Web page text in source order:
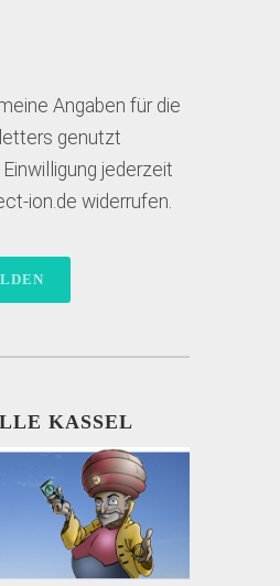
Angaben für die
genutzt
jederzeit
ion.de widerrufen.
KASSEL